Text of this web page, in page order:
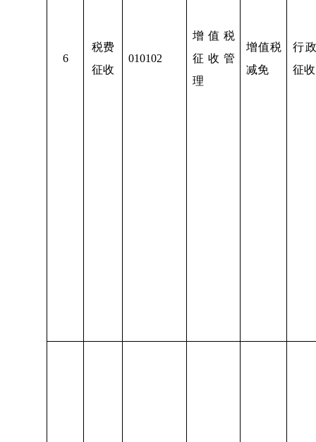
6
税费
征收
010102
增值税
征收管
理
增值税
减免
行
征收